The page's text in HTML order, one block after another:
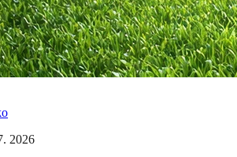
2026